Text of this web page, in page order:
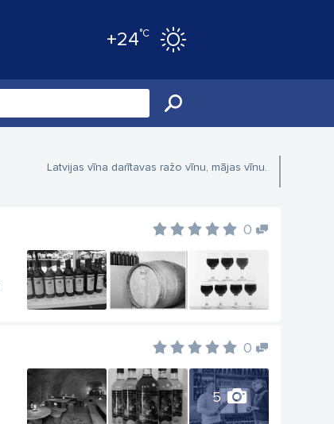
+24°C
Latvijas vīna darītavas ražo vīnu, mājas vīnu.
0
0
5